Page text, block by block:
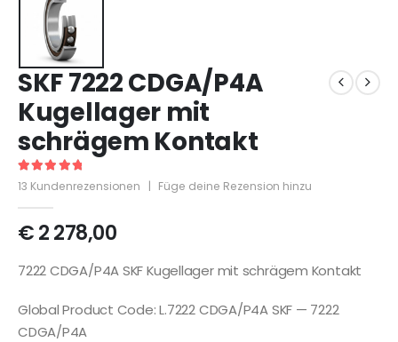
SKF 7222 CDGA/P4A
Kugellager mit
schrägem Kontakt
5out of 5
13 Kundenrezensionen | Füge deine Rezension hinzu
€2 278,00
7222 CDGA/P4A SKF Kugellager mit schrägem Kontakt
Global Product Code: L.7222 CDGA/P4A SKF — 7222
CDGA/P4A